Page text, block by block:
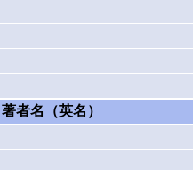
著者名（英名）